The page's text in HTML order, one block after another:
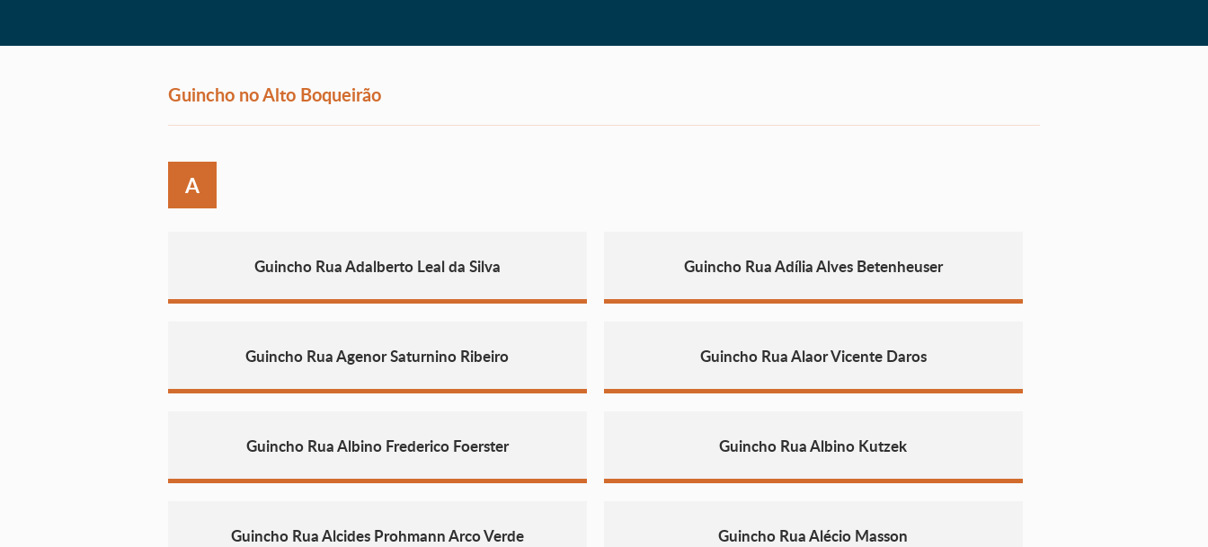
Guincho no Alto Boqueirão
A
Guincho Rua Adalberto Leal da Silva Guincho Rua Adília Alves Betenheuser
Guincho Rua Agenor Saturnino Ribeiro Guincho Rua Alaor Vicente Daros
Guincho Rua Albino Frederico Foerster Guincho Rua Albino Kutzek
Guincho Rua Alcides Prohmann Arco Verde Guincho Rua Alécio Masson